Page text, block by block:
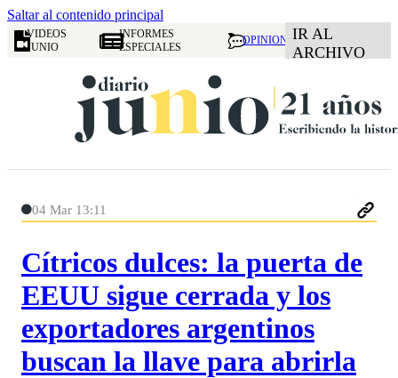
Saltar al contenido principal
VIDEOS
JUNIO
INFORMES
ESPECIALES
OPINION IR AL
ARCHIVO
04 Mar 13:11
Cítricos dulces: la puerta de
EEUU sigue cerrada y los
exportadores argentinos
buscan la llave para abrirla